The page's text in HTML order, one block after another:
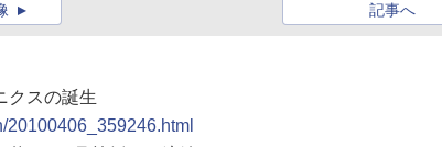
記事へ
クスの誕生
20100406_359246.html